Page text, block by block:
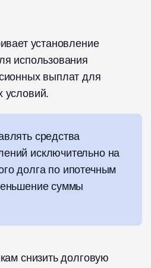
установление
использования
выплат для
средства
исключительно на
долга по ипотечным
суммы
снизить долговую